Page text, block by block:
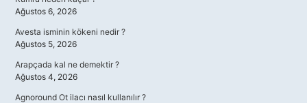
Ağustos 6, 2026
Avesta isminin kökeni nedir ?
Ağustos 5, 2026
Arapçada kal ne demektir ?
Ağustos 4, 2026
Agnoround Ot ilacı nasıl kullanılır ?